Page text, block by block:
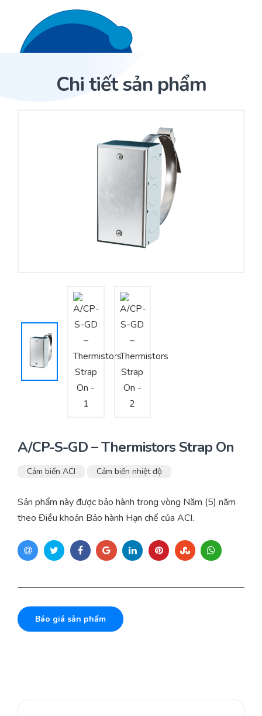
Trang Chủ
Nhà phân phối cảm biến
Nhà sản xuất thiết bị điều khiển
Cung cấp giải pháp quản lý cho toà nhà (BMS)
Tư vấn – Thiết kế – Cung cấp thiết bị HVAC
Tư vấn thiết kế, thi công tủ điều khiển
Thi công – Lắp đặt hệ thống HVAC
Chi tiết sản phẩm
A/CP-S-GD – Thermistors Strap On
Cảm biến ACI Cảm biến nhiệt độ
Sản phẩm này được bảo hành trong vòng Năm (5) năm
theo Điều khoản Bảo hành Hạn chế của ACI.
Báo giá sản phẩm